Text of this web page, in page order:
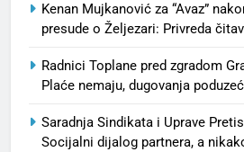
Kenan Mujkanović za “Avaz”
presude o Željezari: Privreda
Radnici Toplane pred zgradom
Plaće nemaju, dugovanja
Saradnja Sindikata i Uprave
Socijalni dijalog partnera, a